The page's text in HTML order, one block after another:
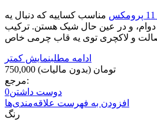
مناسب کساییه که دنبال یه
دوام، و در عین حال شیک هستن. ترکیب
ادامه مطلبنمایش کمتر
750,000 تومان (بدون مالیات)
مرجع:
دوست داشتن0
افزودن به فهرست علاقه‌مندی‌ها
رنگ